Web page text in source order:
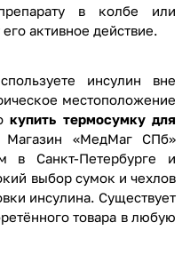
в колбе или
активное действие.
инсулин вне
местоположение
купить термосумку для
Магазин «МедМаг СПб»
в Санкт-Петербурге и
выбор сумок и чехлов
инсулина. Существует
товара в любую